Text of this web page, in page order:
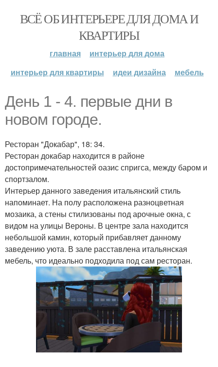
ВСЁ ОБ ИНТЕРЬЕРЕ ДЛЯ ДОМА И
КВАРТИРЫ
главная
интерьер для дома
интерьер для квартиры
идеи дизайна мебель
День 1 - 4. первые дни в
новом городе.
Ресторан "Докабар", 18: 34.
Ресторан докабар находится в районе
достопримечательностей оазис спригса, между баром и
спортзалом.
Интерьер данного заведения итальянский стиль
напоминает. На полу расположена разноцветная
мозаика, а стены стилизованы под арочные окна, с
видом на улицы Вероны. В центре зала находится
небольшой камин, который прибавляет данному
заведению уюта. В зале расставлена итальянская
мебель, что идеально подходила под сам ресторан.